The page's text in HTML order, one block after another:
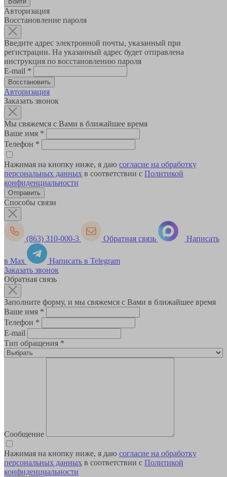
Авторизация
Восстановление пароля
Введите адрес электронной почты, указанный при
регистрации. На указанный адрес будет отправлена
инструкция по восстановлению пароля
E-mail *
Авторизация
Заказать звонок
Мы свяжемся с Вами в ближайшее время
Ваше имя *
Телефон *
Нажимая на кнопку ниже, я даю согласие на обработку
персональных данных в соответствии с Политикой
конфиденциальности
Способы связи
(863) 310-000-3 Обратная связь Написать
в Max
Написать в Telegram
Заказать звонок
Обратная связь
Заполните форму, и мы свяжемся с Вами в ближайшее время
Ваше имя *
Телефон *
E-mail
Тип обращения *
Сообщение
Нажимая на кнопку ниже, я даю согласие на обработку
персональных данных в соответствии с Политикой
конфиденциальности